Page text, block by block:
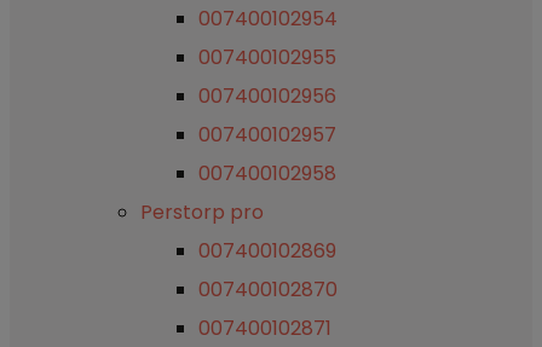
007400102954
007400102955
007400102956
007400102957
007400102958
Perstorp pro
007400102869
007400102870
007400102871